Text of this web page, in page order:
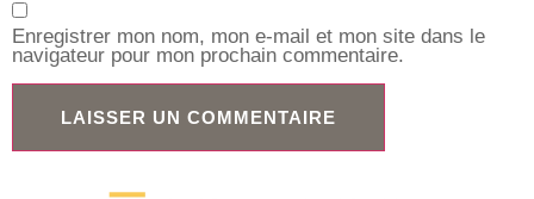
Enregistrer mon nom, mon e-mail et mon site dans le
navigateur pour mon prochain commentaire.